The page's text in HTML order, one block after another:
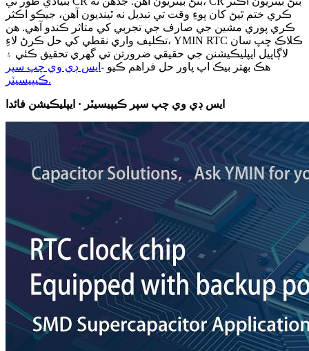
ڪري ختم ٿيڻ کان پوءِ وقت تي تبديل نه ٿينديون آهن، جيڪو اڪثر
ڪري پوري مشين جي صارف جي تجربي کي متاثر ڪندو آهي. هن
تڪليف واري نقطي کي حل ڪرڻ لاءِ، YMIN RTC ڪلاڪ چپ سان
لاڳاپيل ايپليڪيشنن جي حقيقي ضرورتن تي گهري تحقيق ڪئي ۽
هڪ بهتر بيڪ اپ پاور حل فراهم ڪيو - ايس ڊي وي چپ سپر
ڪيپيسيٽر.
ايس ڊي وي چپ سپر ڪيپيسيٽر · ايپليڪيشن فائدا